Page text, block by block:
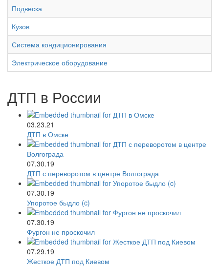
Подвеска
Кузов
Система кондиционирования
Электрическое оборудование
ДТП в России
03.23.21
ДТП в Омске
07.30.19
ДТП с переворотом в центре Волгограда
07.30.19
Упоротое быдло (c)
07.30.19
Фургон не проскочил
07.29.19
Жесткое ДТП под Киевом